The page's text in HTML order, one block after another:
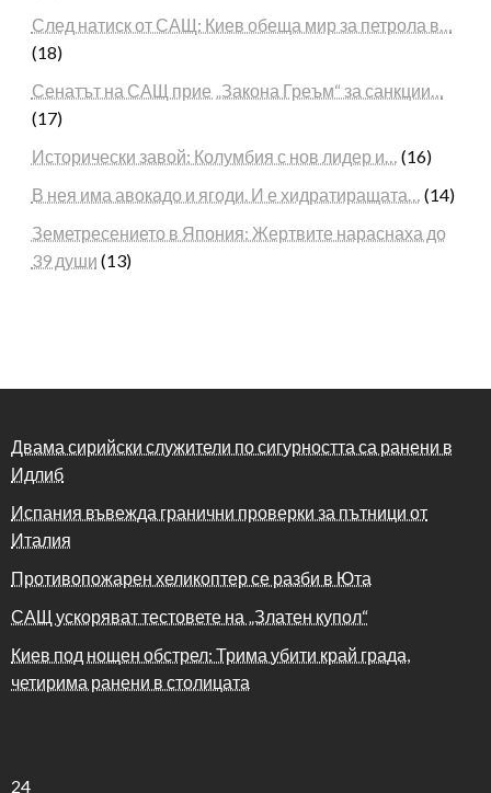
След натиск от САЩ: Киев обеща мир за петрола в…
(18)
Сенатът на САЩ прие „Закона Греъм“ за санкции…
(17)
Исторически завой: Колумбия с нов лидер и… (16)
В нея има авокадо и ягоди. И е хидратиращата… (14)
Земетресението в Япония: Жертвите нараснаха до
39 души (13)
Двама сирийски служители по сигурността са ранени в
Идлиб
Испания въвежда гранични проверки за пътници от
Италия
Противопожарен хеликоптер се разби в Юта
САЩ ускоряват тестовете на „Златен купол“
Киев под нощен обстрел: Трима убити край града,
четирима ранени в столицата
24